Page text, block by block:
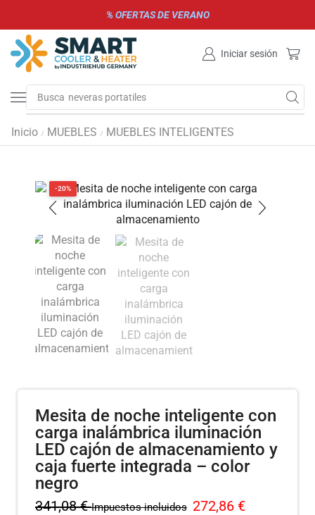
% OFERTAS DE VERANO
Iniciar sesión
Busca neveras portatiles
Inicio / MUEBLES / MUEBLES INTELIGENTES
-20%
Mesita de noche inteligente con
carga inalámbrica iluminación
LED cajón de almacenamiento y
caja fuerte integrada – color
negro
341,08€ Impuestos incluidos 272,86 €